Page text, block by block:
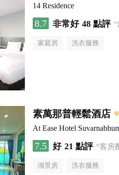
14 Residence
8.7 非常好 48 點評
家庭房 洗衣服務
素萬那普輕鬆酒店
At Ease Hotel
7.5 好 21 點評 “客房
湖景房 洗衣服務